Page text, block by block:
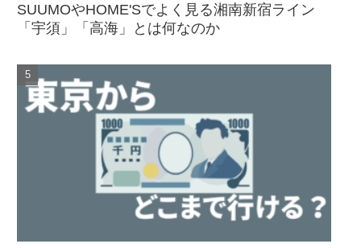
SUUMOやHOME'Sでよく見る湘南新宿ライン
「宇須」「高海」とは何なのか